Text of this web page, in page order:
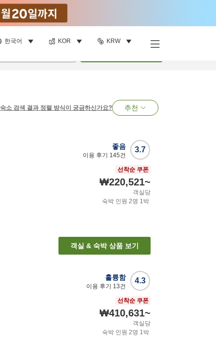
한국어 KOR KRW
숙소 검색 결과 정렬 방식이 궁금하신가요? 추천
3.7
좋음
이용 후기 145건
선착순 쿠폰
₩220,521~
객실당
숙박 인원 2명 1박
객실 & 숙박 상품 보기
4.3
훌륭함
이용 후기 13건
선착순 쿠폰
₩410,631~
객실당
숙박 인원 2명 1박